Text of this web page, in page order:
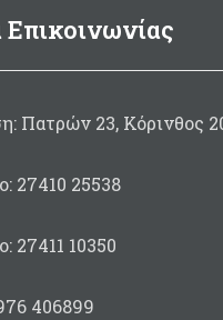
in Italy
Επικοινωνίας
Πατρών 23, Κόρινθος
27410 25538
27411 10350
406899